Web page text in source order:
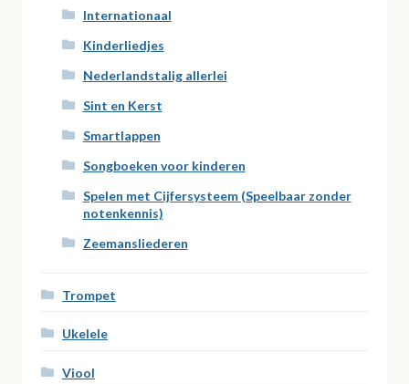
Internationaal
Kinderliedjes
Nederlandstalig allerlei
Sint en Kerst
Smartlappen
Songboeken voor kinderen
Spelen met Cijfersysteem (Speelbaar zonder
notenkennis)
Zeemansliederen
Trompet
Ukelele
Viool